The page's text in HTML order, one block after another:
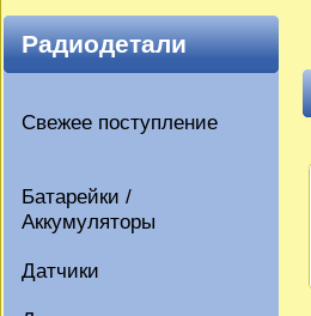
Радиодетали
Свежее поступление
Батарейки /
Аккумуляторы
Датчики